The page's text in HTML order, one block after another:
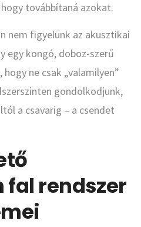
továbbítaná azokat.
nem figyelünk az akusztikai
egy kongó, doboz-szerű
ne csak „valamilyen”
gondolkodjunk,
a csavarig – a csendet
rendszer